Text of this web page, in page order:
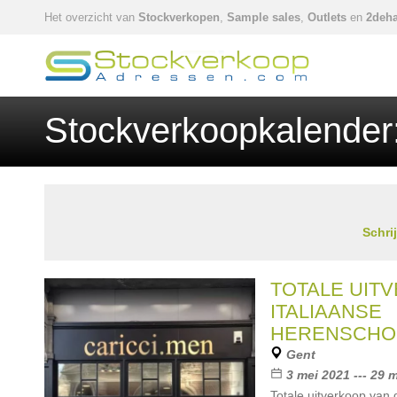
Het overzicht van Stockverkopen, Sample sales, Outlets en
TOTALE
ITALIAANSE
Gent
3 mei 2021 --- 29